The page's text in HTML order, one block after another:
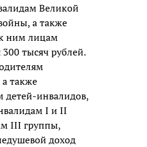
Великой
а также
ним лицам
300 тысяч рублей.
также
инвалидов,
I и II
III группы,
доход